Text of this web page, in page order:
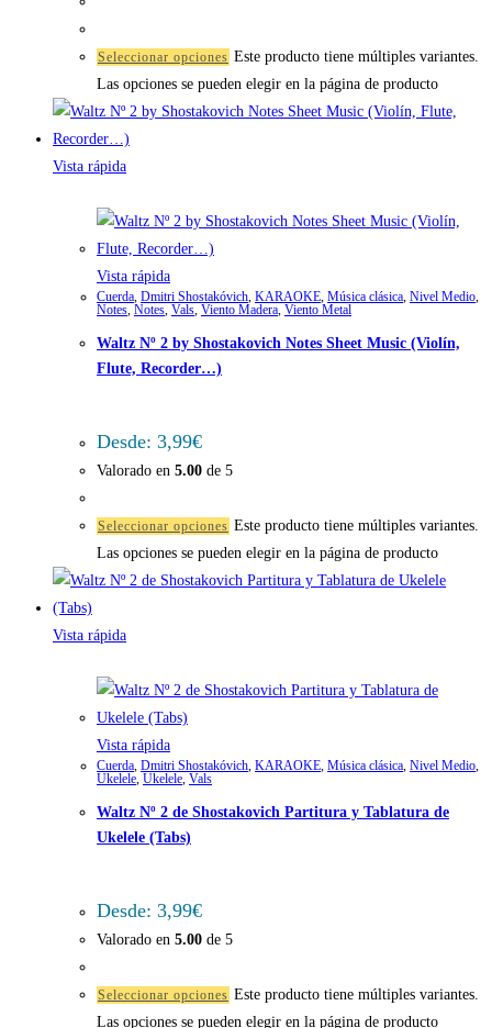
Seleccionar opciones Este producto tiene múltiples variantes.
Las opciones se pueden elegir en la página de producto
Vista rápida
Vista rápida
Cuerda, Dmitri Shostakóvich, KARAOKE, Música clásica, Nivel Medio,
Notes, Notes, Vals, Viento Madera, Viento Metal
Waltz Nº 2 by Shostakovich Notes Sheet Music (Violín,
Flute, Recorder…)
Desde: 3,99€
Valorado en 5.00 de 5
Seleccionar opciones Este producto tiene múltiples variantes.
Las opciones se pueden elegir en la página de producto
Vista rápida
Vista rápida
Cuerda, Dmitri Shostakóvich, KARAOKE, Música clásica, Nivel Medio,
Ukelele, Ukelele, Vals
Waltz Nº 2 de Shostakovich Partitura y Tablatura de
Ukelele (Tabs)
Desde: 3,99€
Valorado en 5.00 de 5
Seleccionar opciones Este producto tiene múltiples variantes.
Las opciones se pueden elegir en la página de producto